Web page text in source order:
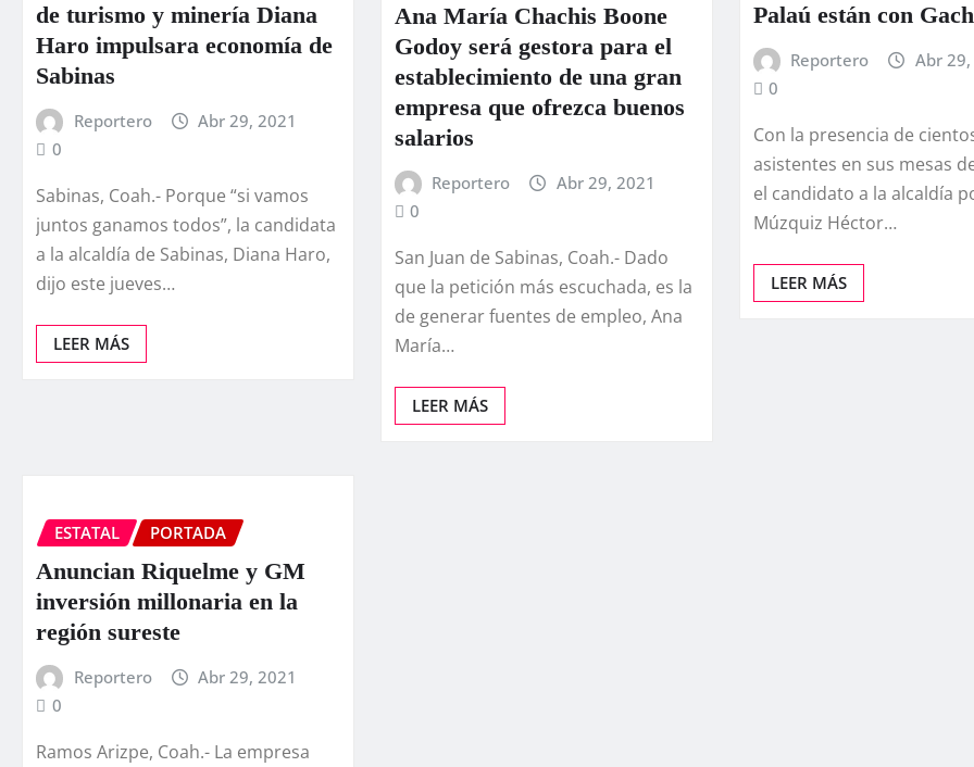
de turismo y minería Diana
Haro impulsara economía de
Sabinas
Reportero
Abr 29, 2021
0
Sabinas, Coah.- Porque “si vamos
juntos ganamos todos”, la candidata
a la alcaldía de Sabinas, Diana Haro,
dijo este jueves…
LEER MÁS
Ana María Chachis Boone
Godoy será gestora para el
establecimiento de una gran
empresa que ofrezca buenos
salarios
Reportero
Abr 29, 2021
0
San Juan de Sabinas, Coah.- Dado
que la petición más escuchada, es la
de generar fuentes de empleo, Ana
María…
LEER MÁS
Palaú están con
Reportero
Abr 29,
0
Con la presencia de
asistentes en sus mesas
el candidato a la alcaldía
Múzquiz Héctor…
LEER MÁS
ESTATAL PORTADA
Anuncian Riquelme y GM
inversión millonaria en la
región sureste
Reportero
Abr 29, 2021
0
Ramos Arizpe, Coah.- La empresa